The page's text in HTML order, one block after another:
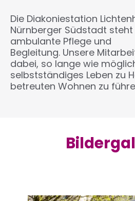
Die Diakoniestation
Nürnberger Südstadt
ambulante Pflege und
Begleitung. Unsere
dabei, so lange wie
selbstständiges Leben zu
betreuten Wohnen zu